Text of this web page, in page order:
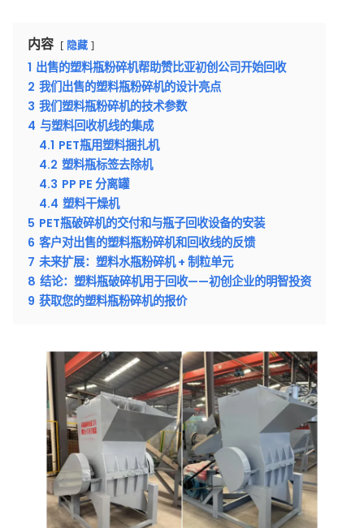
内容 隐藏
1 出售的塑料瓶粉碎机帮助赞比亚初创公司开始回收
2 我们出售的塑料瓶粉碎机的设计亮点
3 我们塑料瓶粉碎机的技术参数
4 与塑料回收机线的集成
4.1 PET瓶用塑料捆扎机
4.2 塑料瓶标签去除机
4.3 PP PE 分离罐
4.4 塑料干燥机
5 PET瓶破碎机的交付和与瓶子回收设备的安装
6 客户对出售的塑料瓶粉碎机和回收线的反馈
7 未来扩展：塑料水瓶粉碎机 + 制粒单元
8 结论：塑料瓶破碎机用于回收——初创企业的明智投资
9 获取您的塑料瓶粉碎机的报价